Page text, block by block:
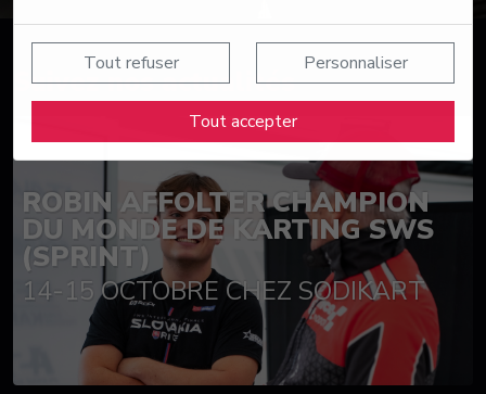
Tout refuser Personnaliser
Tout accepter
Suivez nos actualités
ROBIN AFFOLTER CHAMPION
DU MONDE DE KARTING SWS
(SPRINT)
14-15 OCTOBRE CHEZ SODIKART